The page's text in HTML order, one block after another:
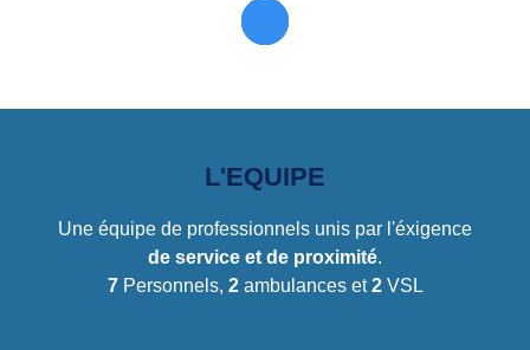
L'EQUIPE
Une équipe de professionnels unis par l'éxigence
de service et de proximité.
7Personnels, 2ambulances et2VSL